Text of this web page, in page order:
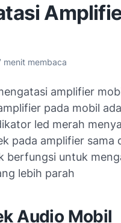
menit membaca
amplifier
pada mobil
led merah
pada amplifier sama
berfungsi untuk
lebih parah
Audio Mobil